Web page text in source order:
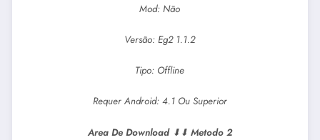
Mod: Não
Versão: Eg2 1.1.2
Tipo: Offline
Requer Android: 4.1 Ou Superior
Area De Download⬇⬇ Metodo 2